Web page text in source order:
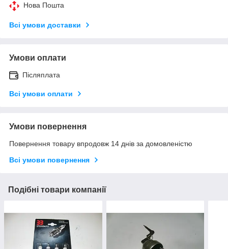
Нова Пошта
Всі умови доставки
Умови оплати
Післяплата
Всі умови оплати
Умови повернення
Повернення товару впродовж 14 днів за домовленістю
Всі умови повернення
Подібні товари компанії